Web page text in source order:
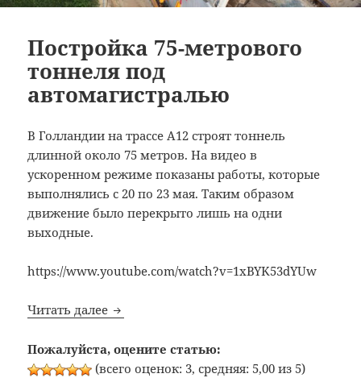
Постройка 75-метрового
тоннеля под
автомагистралью
В Голландии на трассе А12 строят тоннель
длинной около 75 метров. На видео в
ускоренном режиме показаны работы, которые
выполнялись с 20 по 23 мая. Таким образом
движение было перекрыто лишь на одни
выходные.
https://www.youtube.com/watch?v=1xBYK53dYUw
Читать далее Постройка 75-метрового тоннеля под
Пожалуйста, оцените статью:
(всего оценок: 3, средняя: 5,00 из 5)